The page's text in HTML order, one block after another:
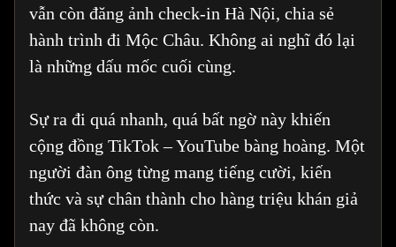
vẫn còn đăng ảnh check-in Hà Nội, chia sẻ
hành trình đi Mộc Châu. Không ai nghĩ đó lại
là những dấu mốc cuối cùng.
Sự ra đi quá nhanh, quá bất ngờ này khiến
cộng đồng TikTok – YouTube bàng hoàng. Một
người đàn ông từng mang tiếng cười, kiến
thức và sự chân thành cho hàng triệu khán giả
nay đã không còn.